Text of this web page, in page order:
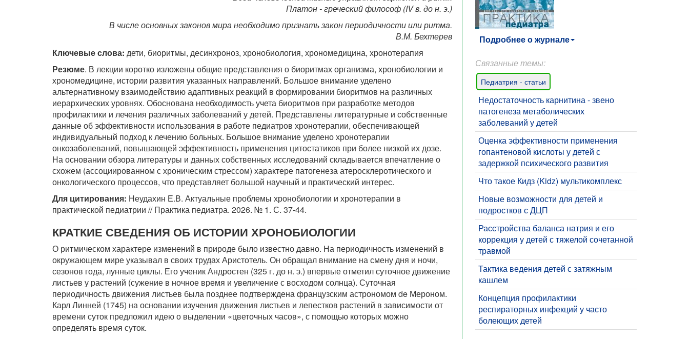
Подробнее о журнале
Платон - греческий философ (IV в. до н. э.)
В числе основных законов мира необходимо признать закон периодичности или ритма.
В.М. Бехтерев
Ключевые слова: дети, биоритмы, десинхроноз, хронобиология, хрономедицина, хронотерапия
Резюме. В лекции коротко изложены общие представления о биоритмах организма, хронобиологии и
хрономедицине, истории развития указанных направлений. Большое внимание уделено
альтернативному взаимодействию адаптивных реакций в формировании биоритмов на различных
иерархических уровнях. Обоснована необходимость учета биоритмов при разработке методов
профилактики и лечения различных заболеваний у детей. Представлены литературные и собственные
данные об эффективности использования в работе педиатров хронотерапии, обеспечивающей
индивидуальный подход к лечению больных. Большое внимание уделено хронотерапии
онкозаболеваний, повышающей эффективность применения цитостатиков при более низкой их дозе.
На основании обзора литературы и данных собственных исследований складывается впечатление о
схожем (ассоциированном с хроническим стрессом) характере патогенеза атеросклеротического и
онкологического процессов, что представляет большой научный и практический интерес.
Для цитирования: Неудахин Е.В. Актуальные проблемы хронобиологии и хронотерапии в
практической педиатрии // Практика педиатра. 2026. № 1. С. 37-44.
КРАТКИЕ СВЕДЕНИЯ ОБ ИСТОРИИ ХРОНОБИОЛОГИИ
О ритмическом характере изменений в природе было известно давно. На периодичность изменений в
окружающем мире указывал в своих трудах Аристотель. Он обращал внимание на смену дня и ночи,
сезонов года, лунные циклы. Его ученик Андростен (325 г. до н. э.) впервые отметил суточное движение
листьев у растений (сужение в ночное время и увеличение с восходом солнца). Суточная
периодичность движения листьев была позднее подтверждена французским астрономом de Мероном.
Карл Линней (1745) на основании изучения движения листьев и лепестков растений в зависимости от
времени суток предложил идею о выделении «цветочных часов», с помощью которых можно
определять время суток.
Связанные темы:
Педиатрия - статьи
Недостаточность карнитина - звено
патогенеза метаболических
заболеваний у детей
Оценка эффективности применения
гопантеновой кислоты у детей с
задержкой психического развития
Что такое Кидз (Kidz) мультикомплекс
​Новые возможности для детей и
подростков с ДЦП
Расстройства баланса натрия и его
коррекция у детей с тяжелой сочетанной
травмой
Тактика ведения детей с затяжным
кашлем
Концепция профилактики
респираторных инфекций у часто
болеющих детей